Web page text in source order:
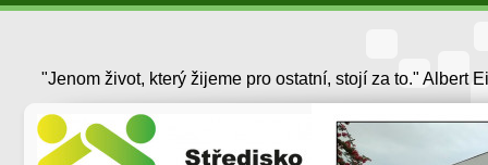
"Jenom život, který žijeme pro ostatní, stojí za to." Albert